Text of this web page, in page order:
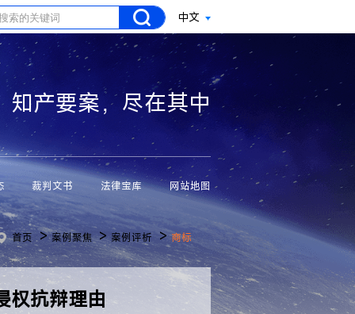
中文
知产要案，尽在其中
裁判文书 法律宝库 网站地图
首页 >案例聚焦 >案例评析 >商标
权抗辩理由